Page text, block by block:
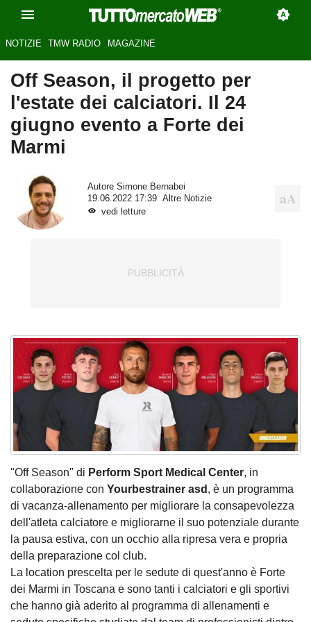
NOTIZIE TMW RADIO MAGAZINE
Off Season, il progetto per
l'estate dei calciatori. Il 24
giugno evento a Forte dei
Marmi
Autore Simone Bernabei
19.06.2022 17:39
Altre Notizie
vedi letture
"Off Season" di Perform Sport Medical Center, in
collaborazione con Yourbestrainer asd , è un programma
di vacanza-allenamento per migliorare la consapevolezza
dell'atleta calciatore e migliorarne il suo potenziale durante
la pausa estiva, con un occhio alla ripresa vera e propria
della preparazione col club.
La location prescelta per le sedute di quest'anno è Forte
dei Marmi in Toscana e sono tanti i calciatori e gli sportivi
che hanno già aderito al programma di allenamenti e